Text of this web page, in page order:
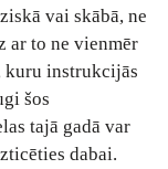
vai skābā, ne
ar to ne vienmēr
kuru instrukcijās
šos
tajā gadā var
dabai.